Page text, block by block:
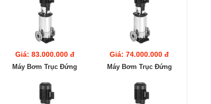
Giá: 83.000.000 đ
Máy Bơm Trục Đứng
14F5/18.5
Giá: 74.000.000 đ
Máy Bơm Trục Đứng